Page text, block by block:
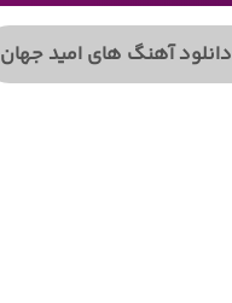
دانلود آهنگ های امید جهان